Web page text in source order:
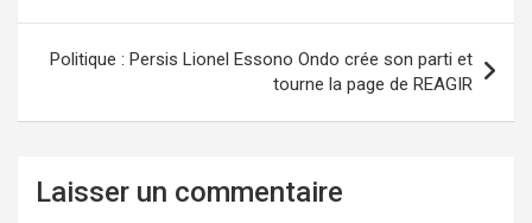
l’article
Politique : Persis Lionel Essono Ondo crée son parti et
tourne la page de REAGIR
Laisser un commentaire